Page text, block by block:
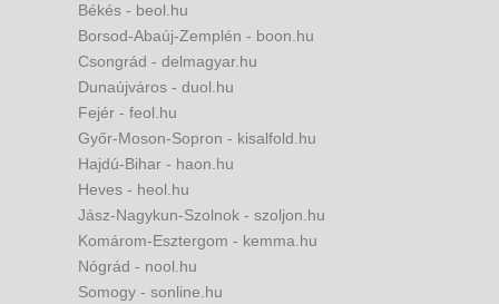
Békés - beol.hu
Borsod-Abaúj-Zemplén - boon.hu
Csongrád - delmagyar.hu
Dunaújváros - duol.hu
Fejér - feol.hu
Győr-Moson-Sopron - kisalfold.hu
Hajdú-Bihar - haon.hu
Heves - heol.hu
Jász-Nagykun-Szolnok - szoljon.hu
Komárom-Esztergom - kemma.hu
Nógrád - nool.hu
Somogy - sonline.hu